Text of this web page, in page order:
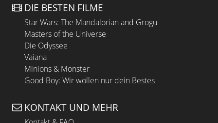
DIE BESTEN FILME
Star Wars: The Mandalorian and Grogu
Masters of the Universe
Die Odyssee
Vaiana
Minions & Monster
Good Boy: Wir wollen nur dein Bestes
KONTAKT UND MEHR